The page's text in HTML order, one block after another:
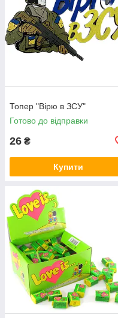
Топер "Вірю в ЗСУ"
Готово до відправки
26 ₴
Купити